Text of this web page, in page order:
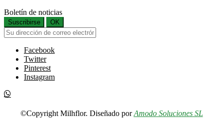
Boletín de noticias
Suscribirse OK
Facebook
Twitter
Pinterest
Instagram
©Copyright Milhflor. Diseñado porAmodo Soluciones SL